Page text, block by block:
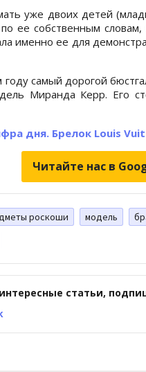
уже двоих детей
ее собственным
именно ее для
самый дорогой
Миранда Керр. Его
дня. Брелок Louis
Читайте нас в
роскоши модель
статьи,